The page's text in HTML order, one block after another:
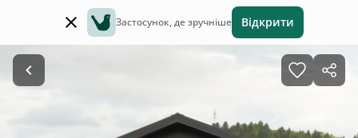
Застосунок, де зручніше Відкрити